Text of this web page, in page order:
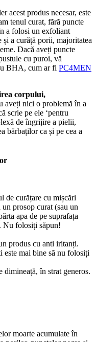
acest produs necesar, este
tenul curat, fără puncte
a folosi un exfoliant
a curăță porii, majoritatea
Dacă aveți puncte
cu puroi, vă
BHA, cum ar fi PC4MEN
corpului,
aveți nici o problemă în a
scrie pe ele ‘pentru
de îngrijire a pielii,
bărbaților ca și pe cea a
de curățare cu mișcări
prosop curat (sau un
apa de pe suprafața
Nu folosiți săpun!
produs cu anti iritanți.
mai bine să nu folosiți
dimineață, în strat generos.
moarte acumulate în